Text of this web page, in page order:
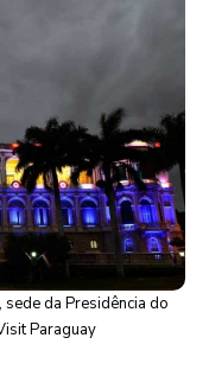
da Presidência do
Paraguay